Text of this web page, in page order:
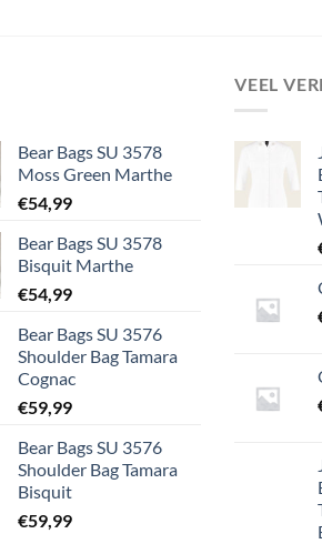
Bear Bags SU 3578
Moss Green Marthe
€54,99
Bear Bags SU 3578
Bisquit Marthe
€54,99
Bear Bags SU 3576
Shoulder Bag Tamara
Cognac
€59,99
Bear Bags SU 3576
Shoulder Bag Tamara
Bisquit
€59,99
VEEL